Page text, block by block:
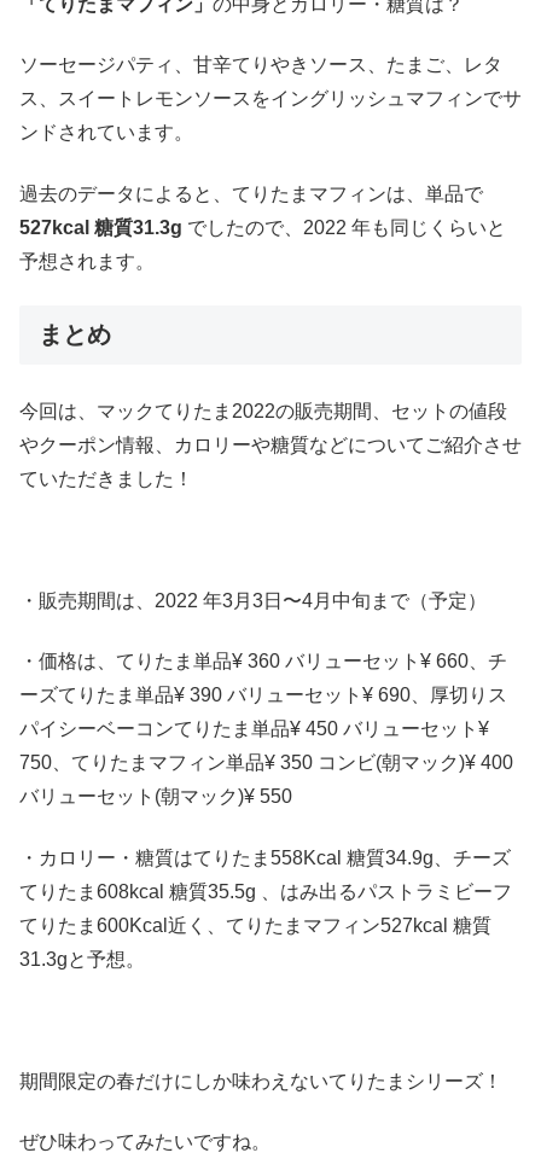
ソーセージパティ、甘辛てりやきソース、たまご、レタ
ス、スイートレモンソースをイングリッシュマフィンでサ
ンドされています。
過去のデータによると、てりたまマフィンは、単品で
527kcal 糖質31.3g でしたので、2022 年も同じくらいと
予想されます。
まとめ
今回は、マックてりたま2022の販売期間、セットの値段
やクーポン情報、カロリーや糖質などについてご紹介させ
ていただきました！
・販売期間は、2022 年3月3日〜4月中旬まで（予定）
・価格は、てりたま単品¥ 360 バリューセット¥ 660、チ
ーズてりたま単品¥ 390 バリューセット¥ 690、厚切りス
パイシーベーコンてりたま単品¥ 450 バリューセット¥
750、てりたまマフィン単品¥ 350 コンビ(朝マック)¥ 400
バリューセット(朝マック)¥ 550
・カロリー・糖質はてりたま558Kcal 糖質34.9g、チーズ
てりたま608kcal 糖質35.5g 、はみ出るパストラミビーフ
てりたま600Kcal近く、てりたまマフィン527kcal 糖質
31.3gと予想。
期間限定の春だけにしか味わえないてりたまシリーズ！
ぜひ味わってみたいですね。